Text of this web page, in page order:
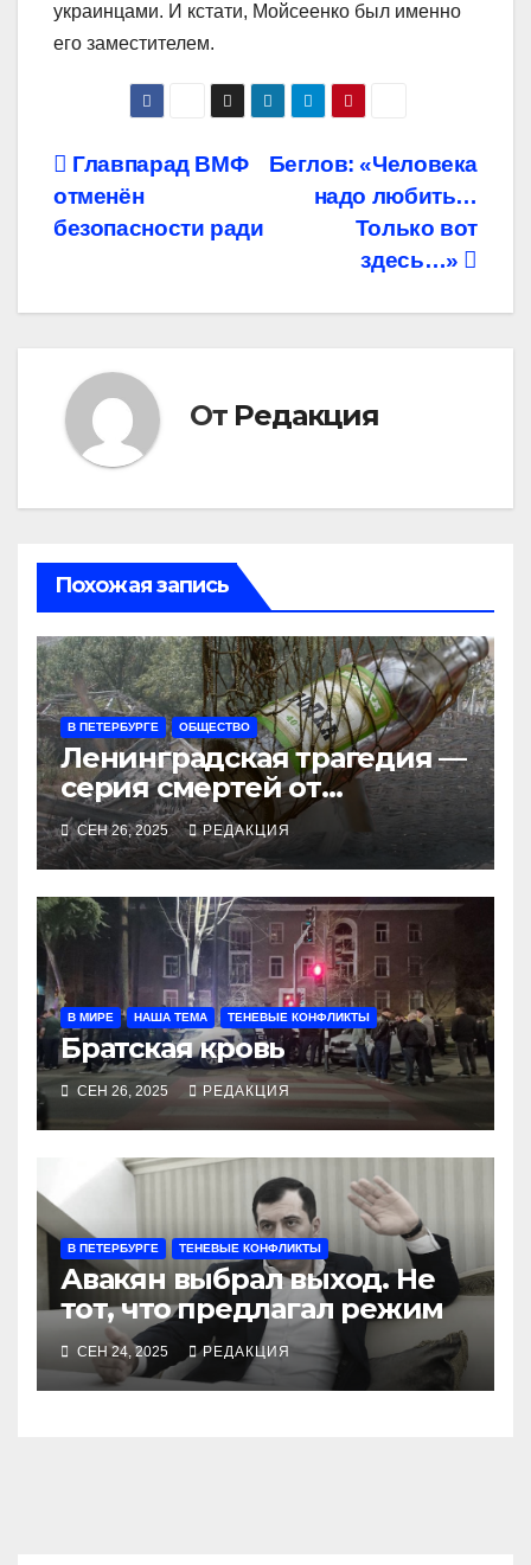
украинцами. И кстати, Мойсеенко был именно
его заместителем.
Навигация
по
Беглов: «Человека
надо любить…
Только вот
здесь…»
Главпарад ВМФ
отменён
безопасности ради
От Редакция
Похожая запись
В ПЕТЕРБУРГЕ ОБЩЕСТВО
Ленинградская трагедия —
серия смертей от
алкосуррогата
СЕН 26, 2025 РЕДАКЦИЯ
В МИРЕ НАША ТЕМА ТЕНЕВЫЕ КОНФЛИКТЫ
Братская кровь
СЕН 26, 2025 РЕДАКЦИЯ
В ПЕТЕРБУРГЕ ТЕНЕВЫЕ КОНФЛИКТЫ
Авакян выбрал выход. Не
тот, что предлагал режим
СЕН 24, 2025 РЕДАКЦИЯ